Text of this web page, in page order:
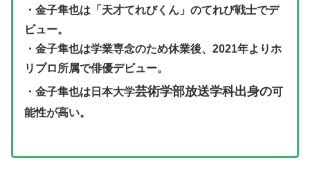
・金子隼也は「天才てれびくん」のてれび戦士でデ
ビュー。
・金子隼也は学業専念のため休業後、2021年よりホ
リプロ所属で俳優デビュー。
・金子隼也は日本大学芸術学部放送学科出身の可
能性が高い。